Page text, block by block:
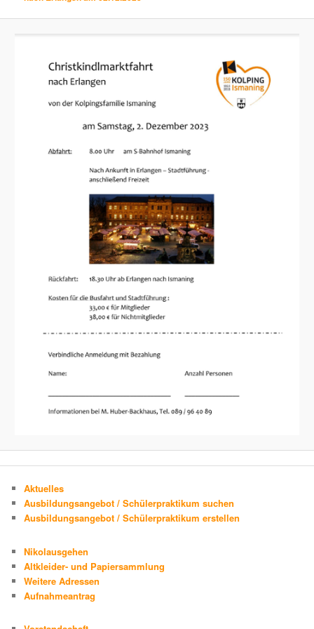
Aktuelles
Ausbildungsangebot / Schülerpraktikum suchen
Ausbildungsangebot / Schülerpraktikum erstellen
Nikolausgehen
Altkleider- und Papiersammlung
Weitere Adressen
Aufnahmeantrag